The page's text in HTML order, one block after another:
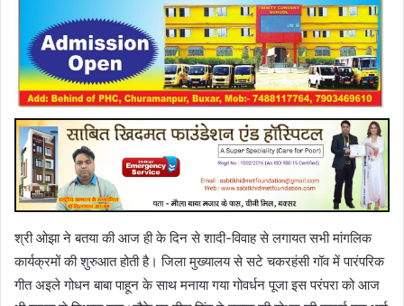
श्री ओझा ने बतया की आज ही के दिन से शादी-विवाह से लगायत सभी मांगलिक
कार्यक्रमों की शुरुआत होती है। जिला मुख्यालय से सटे चकरहंसी गॉव में पारंपरिक
गीत अइले गोधन बाबा पाहून के साथ मनाया गया गोवर्धन पूजा इस परंपरा को आज